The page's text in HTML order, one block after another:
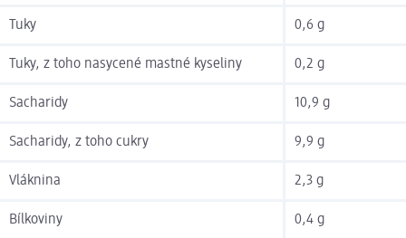
Tuky 0,6 g
Tuky, z toho nasycené mastné kyseliny 0,2 g
Sacharidy 10,9 g
Sacharidy, z toho cukry 9,9 g
Vláknina 2,3 g
Bílkoviny 0,4 g